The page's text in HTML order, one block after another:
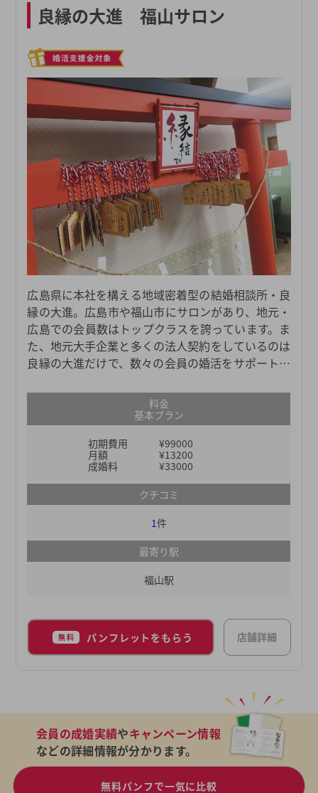
良縁の大進 福山サロン
広島県に本社を構える地域密着型の結婚相談所・良
縁の大進。広島市や福山市にサロンがあり、地元・
広島での会員数はトップクラスを誇っています。ま
た、地元大手企業と多くの法人契約をしているのは
良縁の大進だけで、数々の会員の婚活をサポートし
料金
基本プラン
初期費用
¥99000
月額
¥13200
成婚料
¥33000
クチコミ
1件
最寄り駅
福山駅
無料 パンフレットをもらう 店舗詳細
会員の成婚実績やキャンペーン情報
などの詳細情報が分かります。
無料パンフで一気に比較